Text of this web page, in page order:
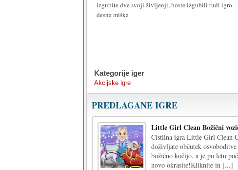
izgubite dve svoji življenji, boste izgubili tudi igro.
desna miška
Kategorije iger
Akcijske igre
PREDLAGANE IGRE
Little Girl Clean Božični
Čistilna igra Little Girl Clean
doživljate občutek
božično kočijo, a je po letu
novo okrasite!Kliknite in [...]